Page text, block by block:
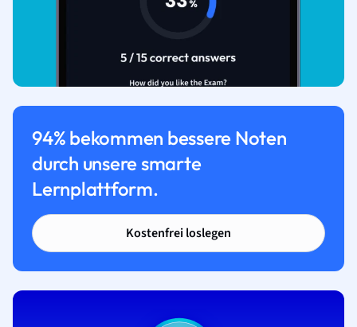
94% bekommen bessere Noten
durch unsere smarte
Lernplattform.
Kostenfrei loslegen